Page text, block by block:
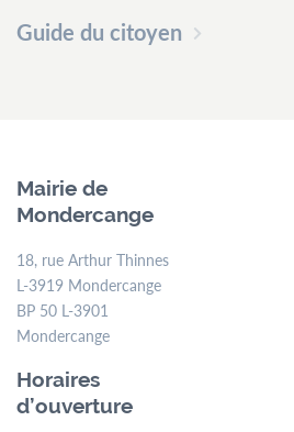
Guide du citoyen
Mairie de
Mondercange
18, rue Arthur Thinnes
L-3919 Mondercange
BP 50 L-3901
Mondercange
Horaires
d’ouverture